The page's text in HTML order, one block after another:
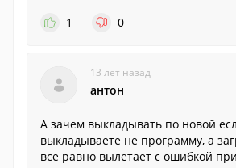
1
0
13 лет назад
антон
А зачем выкладывать по новой
выкладываете не программу, а
все равно вылетает с ошибкой